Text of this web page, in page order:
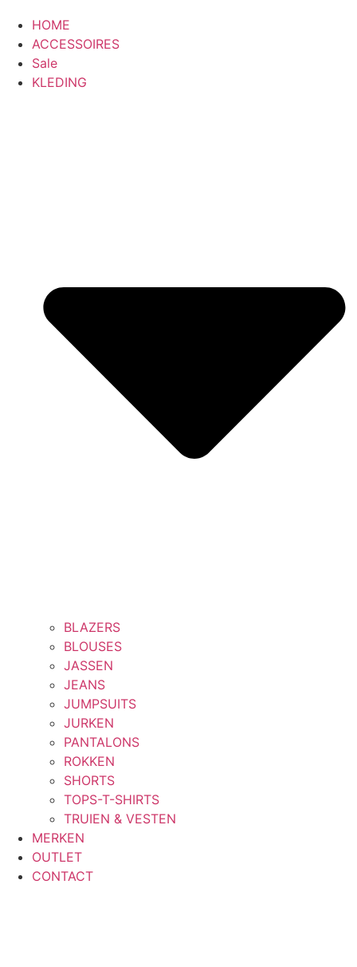
HOME
ACCESSOIRES
Sale
KLEDING
BLAZERS
BLOUSES
JASSEN
JEANS
JUMPSUITS
JURKEN
PANTALONS
ROKKEN
SHORTS
TOPS-T-SHIRTS
TRUIEN & VESTEN
MERKEN
OUTLET
CONTACT